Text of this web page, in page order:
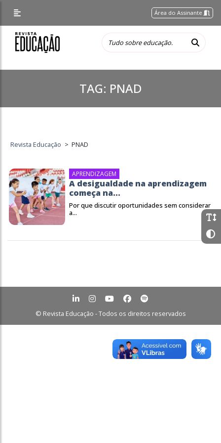
Área do Assinante
TAG: PNAD
Revista Educação > PNAD
APRENDIZAGEM
A desigualdade na aprendizagem
começa na...
Por que discutir oportunidades sem considerar
a...
© Revista Educação - Todos os direitos reservados